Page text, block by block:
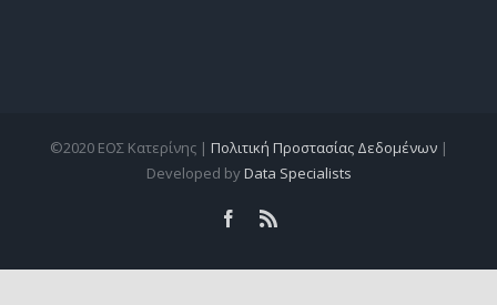
©2020 ΕΟΣ Κατερίνης | Πολιτική Προστασίας Δεδομένων|
Developed byData Specialists
facebook
rss